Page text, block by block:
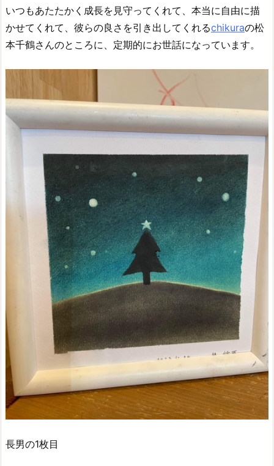
いつもあたたかく成長を見守ってくれて、本当に自由に描
かせてくれて、彼らの良さを引き出してくれるchikuraの松
本千鶴さんのところに、定期的にお世話になっています。
長男の1枚目